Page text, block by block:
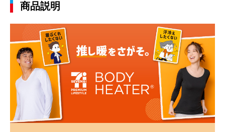
商品説明